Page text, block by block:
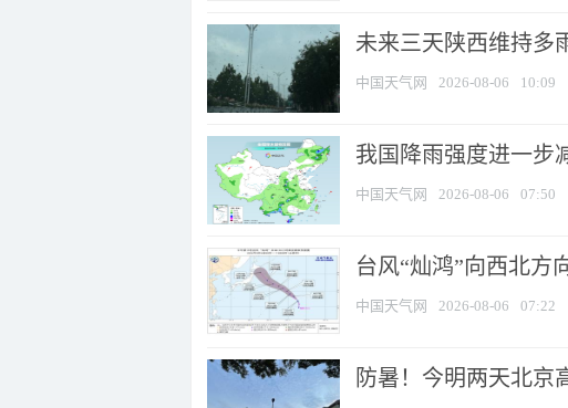
未来三天陕西维持多
中国天气网 2026-08-06 10:09
我国降雨强度进一步
中国天气网 2026-08-06 07:50
台风“灿鸿”向西北方
中国天气网 2026-08-06 07:22
防暑！今明两天北